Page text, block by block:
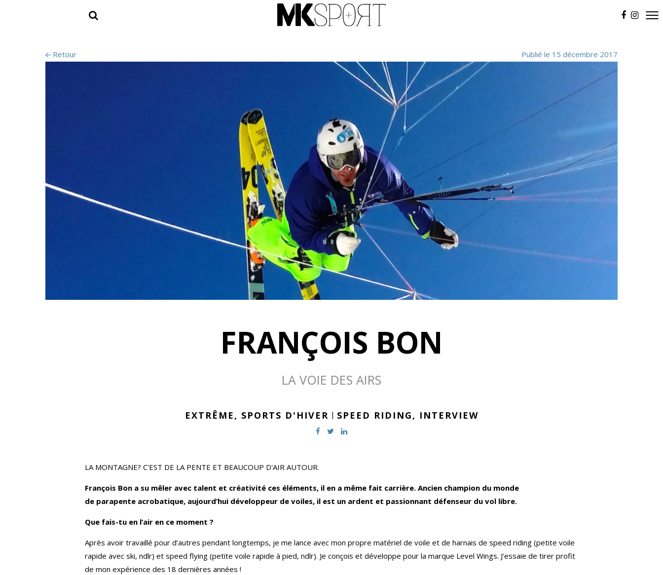
Retour Publié le 15 décembre 2017
FRANÇOIS BON
LA VOIE DES AIRS
EXTRÊME, SPORTS D'HIVER | SPEED RIDING, INTERVIEW
LA MONTAGNE? C'EST DE LA PENTE ET BEAUCOUP D'AIR AUTOUR.
François Bon a su mêler avec talent et créativité ces éléments, il en a même fait carrière. Ancien champion du monde
de parapente acrobatique, aujourd’hui développeur de voiles, il est un ardent et passionnant défenseur du vol libre.
Que fais-tu en l’air en ce moment ?
Après avoir travaillé pour d’autres pendant longtemps, je me lance avec mon propre matériel de voile et de harnais de speed riding (petite voile
rapide avec ski, ndlr) et speed flying (petite voile rapide à pied, ndlr). Je conçois et développe pour la marque Level Wings. J’essaie de tirer profit
de mon expérience des 18 dernières années !